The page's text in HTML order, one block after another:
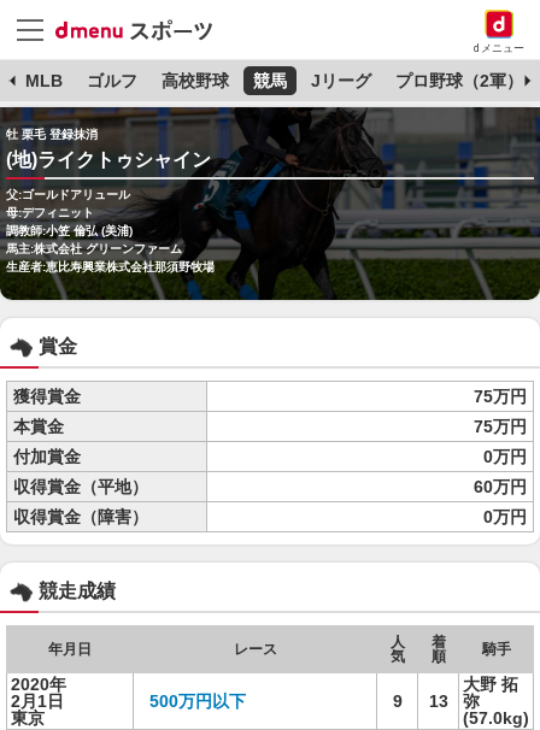
dメニュー
MLB ゴルフ 高校野球 競馬 Jリーグ プロ野球（2軍）
牡 栗毛 登録抹消
(地)ライクトゥシャイン
父:ゴールドアリュール
母:デフィニット
調教師:小笠 倫弘 (美浦)
馬主:株式会社 グリーンファーム
生産者:恵比寿興業株式会社那須野牧場
賞金
獲得賞金
75万円
本賞金
75万円
付加賞金
0万円
収得賞金（平地）
60万円
収得賞金（障害）
0万円
競走成績
年月日 レース
人
気
着
順
騎手
2020年
2月1日
東京
500万円以下 9 13
大野 拓
弥
(57.0kg)